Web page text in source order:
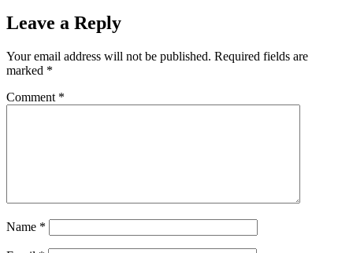
Leave a Reply
Your email address will not be published. Required fields are
marked *
Comment *
Name *